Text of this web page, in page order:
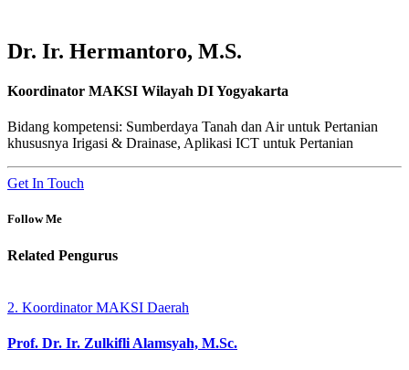
Dr. Ir. Hermantoro, M.S.
Koordinator MAKSI Wilayah DI Yogyakarta
Bidang kompetensi: Sumberdaya Tanah dan Air untuk Pertanian
khususnya Irigasi & Drainase, Aplikasi ICT untuk Pertanian
Get In Touch
Follow Me
Related Pengurus
2. Koordinator MAKSI Daerah
Prof. Dr. Ir. Zulkifli Alamsyah, M.Sc.